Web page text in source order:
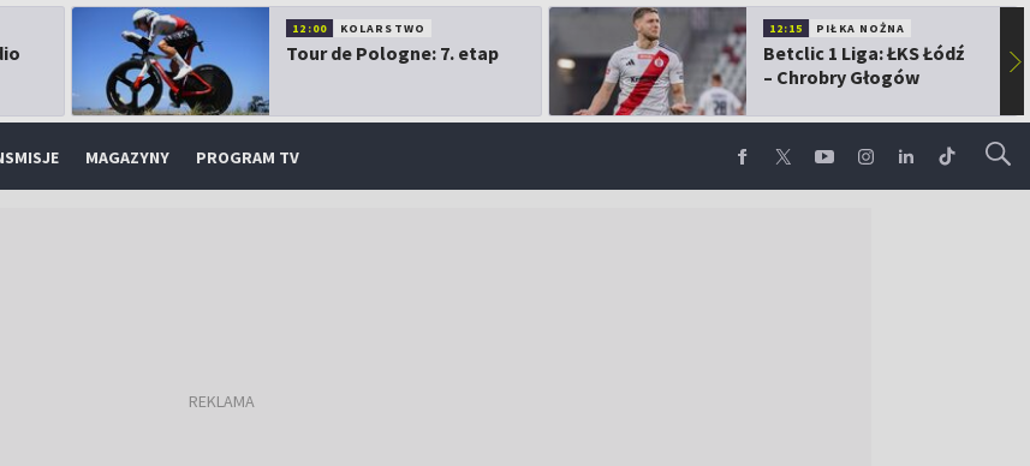
12:00 KOLARSTWO
Tour de Pologne: 7. etap
12:15 PIŁKA NOŻNA
Betclic 1 Liga: ŁKS Łódź
– Chrobry Głogów
▶
MAGAZYNY PROGRAM TV